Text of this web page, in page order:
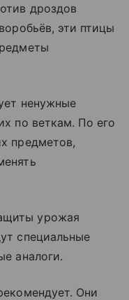
дроздов
эти птицы
ненужные
по веткам. По его
предметов,
урожая
специальные
аналоги.
Они